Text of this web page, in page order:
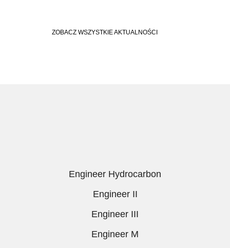
ZOBACZ WSZYSTKIE AKTUALNOŚCI
Engineer Hydrocarbon
Engineer II
Engineer III
Engineer M